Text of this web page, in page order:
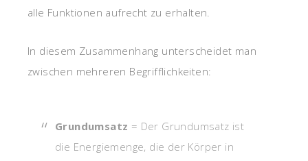
alle Funktionen aufrecht zu erhalten.
In diesem Zusammenhang unterscheidet man
zwischen mehreren Begrifflichkeiten:
Grundumsatz = Der Grundumsatz ist
die Energiemenge, die der Körper in